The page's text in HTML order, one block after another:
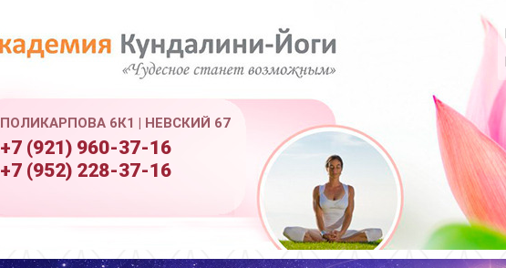
ПОЛИКАРПОВА 6К1 | НЕВСКИЙ 67
+7 (921) 960-37-16
+7 (952) 228-37-16